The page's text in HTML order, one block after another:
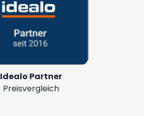
Idealo Partner
Preisvergleich